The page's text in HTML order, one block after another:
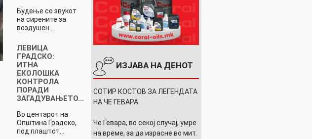
Будење со звукот
на сирените за
воздушен…
ЛЕВИЦА
ГРАДСКО:
ИТНА
ЕКОЛОШКА
КОНТРОЛА
ПОРАДИ
ЗАГАДУВАЊЕТО…
Во центарот на
Општина Градско,
под плаштот…
ИЗЈАВА НА ДЕНОТ
СОТИР КОСТОВ ЗА ЛЕГЕНДАТА
НА ЧЕ ГЕВАРА
Че Гевара, во секој случај, умре
на време, за да израсне во мит.